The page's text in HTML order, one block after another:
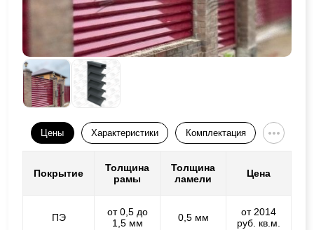
Цены Характеристики Комплектация
Покрытие
Толщина
рамы
Толщина
ламели
Цена
ПЭ
от 0,5 до
1,5 мм
0,5 мм
от 2014
руб. кв.м.